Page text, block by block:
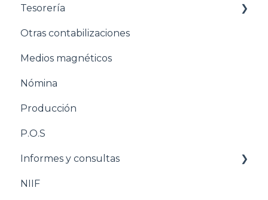
Estructuración Inventarios
Estructuración Tesorería
Pasos para configurar la Nómina
Estructuración Nómina
Pasos para configurar Producción
Estructuración Producción
Pasos para configurar POS
Estructuración POS
Tesorería
Conciliacion bancaria
Otras contabilizaciones
Medios magnéticos
Nómina
Producción
P.O.S
Informes y consultas
Nomina
NIIF